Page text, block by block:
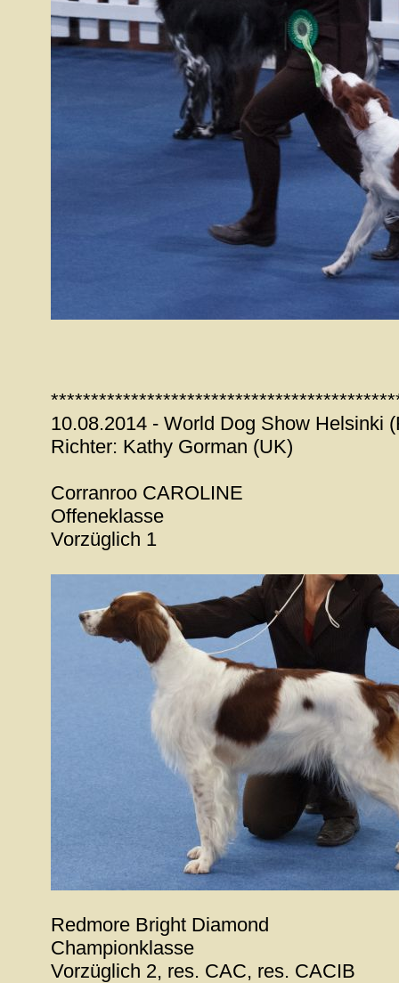
10.08.2014 - World Dog Show Helsinki
Richter: Kathy Gorman (UK)
Corranroo CAROLINE
Offeneklasse
Vorzüglich 1
Redmore Bright Diamond
Championklasse
Vorzüglich 2, res. CAC, res. CACIB